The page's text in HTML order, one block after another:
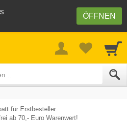
ÖFFNEN
für Erstbesteller
ab 70,- Euro Warenwert!